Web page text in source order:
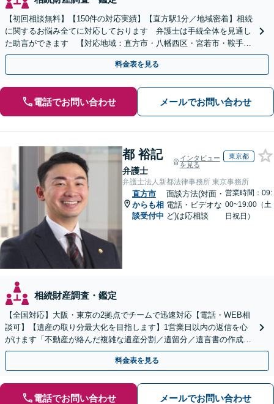
【初回相談無料】【150件の対応実績】【直方駅1分／地域密着】相続
に関するお悩み全てに対応しております 弁護士は手続全体を見通し
た助言ができます 【対応地域：直方市・八幡西区・宮若市・鞍手
町・小竹町・福智町・中間市】
料金表を見る
電話でお問い合わせ メールでお問い合わせ
都 裕記
弁護士
インタビュー
を見る
東京都
弁護士法人新都法律事務所 東京事務所
直方市
からも相
談受付中
面談方法(対面・
電話・ビデオな
ど)は応相談
営業時間：09:
00~19:00（土
日祝日）
相続財産調査・鑑定
【全国対応】大阪・東京の2拠点でチームで迅速対応【電話・WEB相
談可】【遺産の取り分最大化を目指します】1営業日以内の返信を心
がけます「不動産が絡んだ複雑な遺産分割／遺留分／遺言書の作成・
執行／事業承継など、お任せください」【休日相談あり】
料金表を見る
電話でお問い合わせ メールでお問い合わせ